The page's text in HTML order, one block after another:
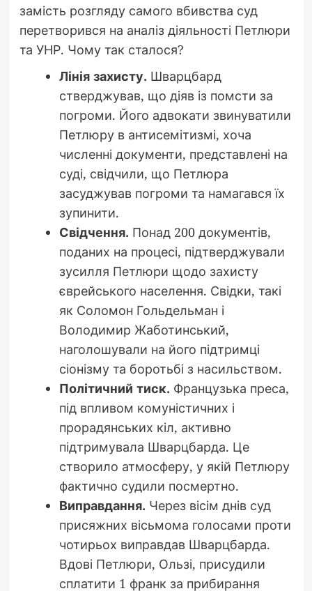
замість розгляду самого вбивства суд
перетворився на аналіз діяльності Петлюри
та УНР. Чому так сталося?
Лінія захисту. Шварцбард
стверджував, що діяв із помсти за
погроми. Його адвокати звинуватили
Петлюру в антисемітизмі, хоча
численні документи, представлені на
суді, свідчили, що Петлюра
засуджував погроми та намагався їх
зупинити.
Свідчення. Понад 200 документів,
поданих на процесі, підтверджували
зусилля Петлюри щодо захисту
єврейського населення. Свідки, такі
як Соломон Гольдельман і
Володимир Жаботинський,
наголошували на його підтримці
сіонізму та боротьбі з насильством.
Політичний тиск. Французька преса,
під впливом комуністичних і
прорадянських кіл, активно
підтримувала Шварцбарда. Це
створило атмосферу, у якій Петлюру
фактично судили посмертно.
Виправдання. Через вісім днів суд
присяжних вісьмома голосами проти
чотирьох виправдав Шварцбарда.
Вдові Петлюри, Ользі, присудили
сплатити 1 франк за прибирання